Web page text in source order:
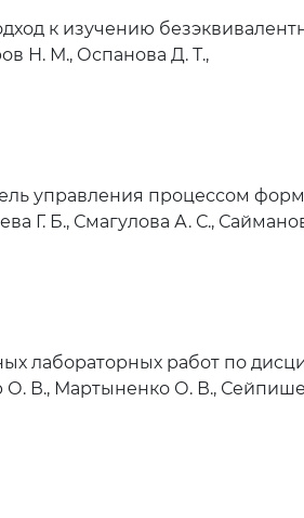
к изучению
Н. М., Оспанова Д. Т.,
управления процессом
Г. Б., Смагулова А. С.,
лабораторных работ по
В., Мартыненко О. В.,